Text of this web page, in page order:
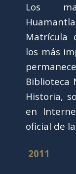
Los
Matrícula
los más
Biblioteca
Historia,
en
oficial de
2011